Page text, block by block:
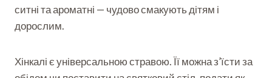
ситні та ароматні — чудово смакують дітям і
дорослим.
Хінкалі є універсальною стравою. Її можна з’їсти за